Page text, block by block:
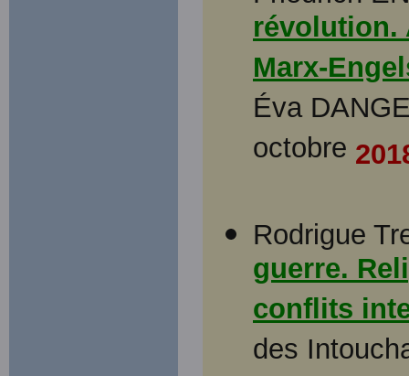
révolution.
Marx-
Éva
octobre
Rodrigue
guerre.
conflits
des